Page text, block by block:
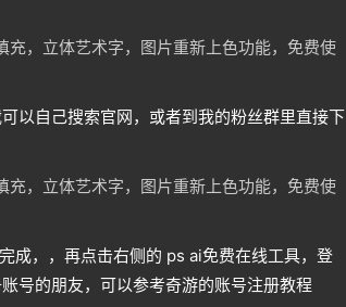
以自己搜索官网，或者到我的粉丝群里直接下
成，，再点击右侧的 ps ai免费在线工具，登
号的朋友，可以参考奇游的账号注册教程